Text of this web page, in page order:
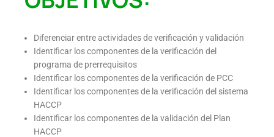
Diferenciar entre actividades de verificación y validación
Identificar los componentes de la verificación del
programa de prerrequisitos
Identificar los componentes de la verificación de PCC
Identificar los componentes de la verificación del sistema
HACCP
Identificar los componentes de la validación del Plan
HACCP